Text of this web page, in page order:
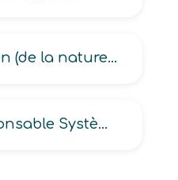
Agent d’entretien (de la nature, de l’espace rural, des espaces naturels, des rivières, nature et littoral)
Ingénieur, Responsable Systèmes d’Information Géographique -SIG